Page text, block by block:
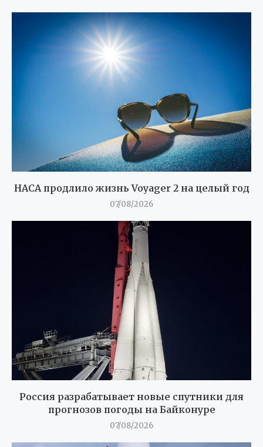
НАСА продлило жизнь Voyager 2 на целый год
07/08/2026
Россия разрабатывает новые спутники для
прогнозов погоды на Байконуре
07/08/2026